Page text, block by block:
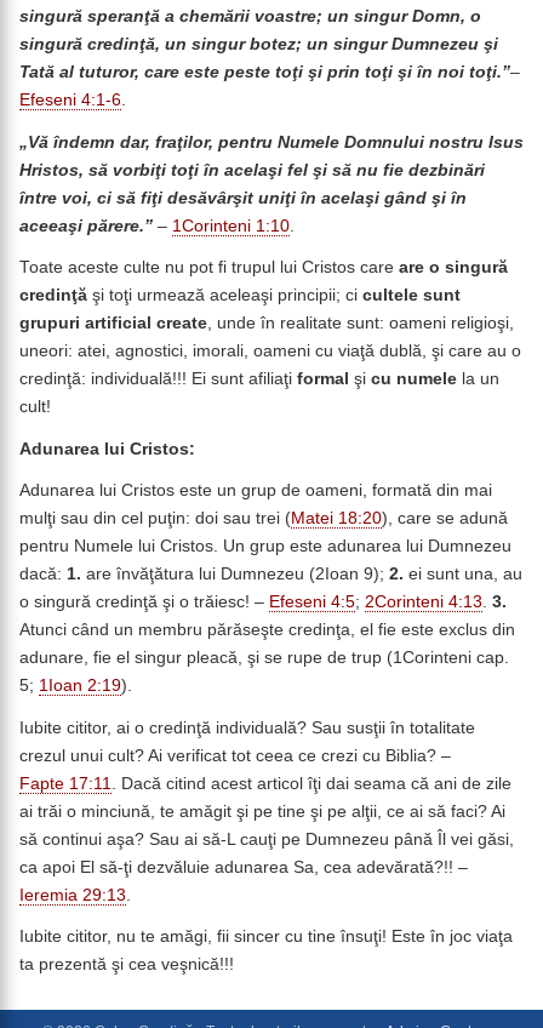
singură speranţă a chemării voastre; un singur Domn, o
singură credinţă, un singur botez; un singur Dumnezeu şi
Tată al tuturor, care este peste toţi şi prin toţi şi în noi toţi.”–
Efeseni 4:1-6.
„Vă îndemn dar, fraţilor, pentru Numele Domnului nostru Isus
Hristos, să vorbiţi toţi în acelaşi fel şi să nu fie dezbinări
între voi, ci să fiţi desăvârşit uniţi în acelaşi gând şi în
aceeaşi părere.” – 1Corinteni 1:10
Toate aceste culte nu pot fi trupul lui Cristos care are o singură
credinţă şi toţi urmează aceleaşi principii; ci cultele sunt
grupuri artificial create, unde în realitate sunt: oameni religioşi,
uneori: atei, agnostici, imorali, oameni cu viaţă dublă, şi care au o
credinţă: individuală!!! Ei sunt afiliaţi formal şi cu numele la un
cult!
Adunarea lui Cristos:
Adunarea lui Cristos este un grup de oameni, formată din mai
mulţi sau din cel puţin: doi sau trei (Matei 18:20), care se adună
pentru Numele lui Cristos. Un grup este adunarea lui Dumnezeu
dacă: 1. are învăţătura lui Dumnezeu (2Ioan 9); 2. ei sunt una, au
o singură credinţă şi o trăiesc! – Efeseni 4:5; 2Corinteni 4:13. 3.
Atunci când un membru părăseşte credinţa, el fie este exclus din
adunare, fie el singur pleacă, şi se rupe de trup (1Corinteni cap.
5; 1Ioan 2:19).
Iubite cititor, ai o credinţă individuală? Sau susţii în totalitate
crezul unui cult? Ai verificat tot ceea ce crezi cu Biblia? –
Fapte 17:11
. Dacă citind acest articol îţi dai seama că ani de zile
ai trăi o minciună, te amăgit şi pe tine şi pe alţii, ce ai să faci? Ai
să continui aşa? Sau ai să-L cauţi pe Dumnezeu până Îl vei găsi,
ca apoi El să-ţi dezvăluie adunarea Sa, cea adevărată?!! –
Ieremia 29:13
Iubite cititor, nu te amăgi, fii sincer cu tine însuţi! Este în joc viaţa
ta prezentă şi cea veşnică!!!